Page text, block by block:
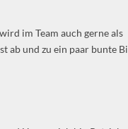
im Team auch gerne als
ab und zu ein paar bunte